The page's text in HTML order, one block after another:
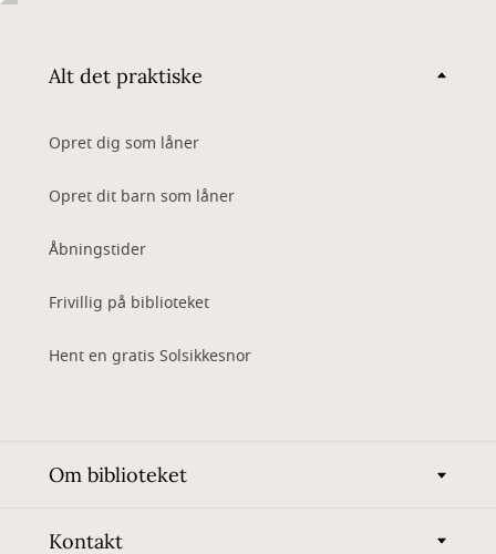
Alt det praktiske
Opret dig som låner
Opret dit barn som låner
Åbningstider
Frivillig på biblioteket
Hent en gratis Solsikkesnor
Om biblioteket
Kontakt